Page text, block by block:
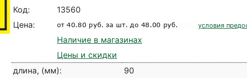
Код:
13560
Цена:
условия
Наличие в магазинах
Цены и скидки
длина, (мм):
90